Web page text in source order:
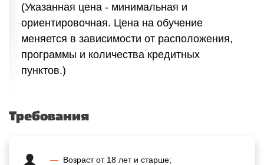
(Указанная цена - минимальная и
ориентировочная. Цена на обучение
меняется в зависимости от расположения,
программы и количества кредитных
пунктов.)
Требования
Возраст от 18 лет и старше;